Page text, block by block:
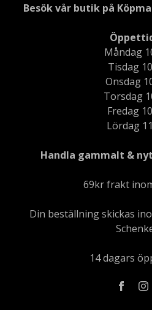
Besök vår butik på
Måndag
Tisdag
Onsdag
Torsdag
Fredag
Lördag
Handla gammalt &
69kr frakt
Din beställning skickas
14 dagars